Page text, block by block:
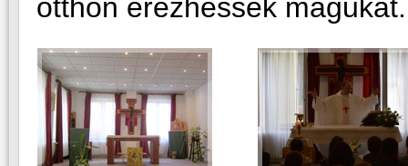
otthon érezhessék magukat.